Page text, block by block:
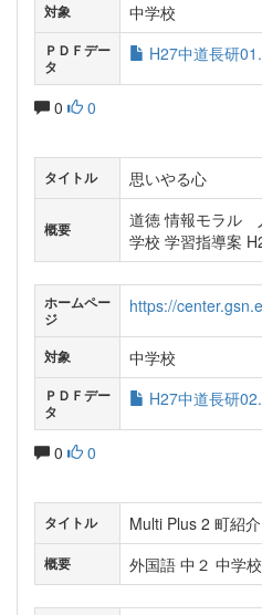
対象 中学校
ＰＤＦデー
タ
H27中道長研
0 0
タイトル 思いやる心
概要
道徳 情報モラル
学校 学習指導案
ホームペー
ジ
https://
対象 中学校
ＰＤＦデー
タ
H27中道長研
0 0
タイトル Multi Plus 2 町紹介
概要 外国語 中２ 中学